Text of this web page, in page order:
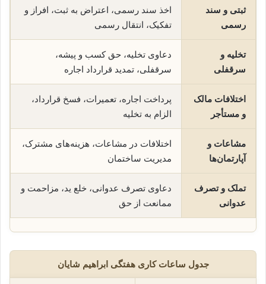
ثبتی و سند
رسمی
اخذ سند رسمی، اعتراض به ثبت، افراز و
تفکیک، انتقال رسمی
تخلیه و
سرقفلی
دعاوی تخلیه، حق کسب و پیشه،
سرقفلی، تمدید قرارداد اجاره
اختلافات مالک
و مستأجر
پرداخت اجاره، تعمیرات، فسخ قرارداد،
الزام به تخلیه
مشاعات و
آپارتمان‌ها
اختلافات در مشاعات، هزینه‌های مشترک،
مدیریت ساختمان
تملک و تصرف
عدوانی
دعاوی تصرف عدوانی، خلع ید، مزاحمت و
ممانعت از حق
جدول ساعات کاری هفتگی ابراهیم شایان